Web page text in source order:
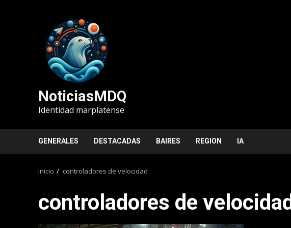
NoticiasMDQ
Identidad marplatense
GENERALES DESTACADAS BAIRES REGION IA
Inicio controladores de velocidad
controladores de velocidad